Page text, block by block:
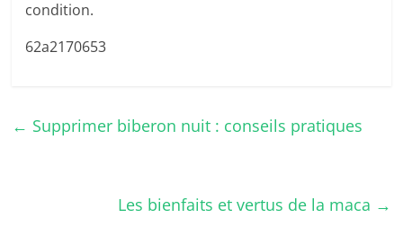
condition.
62a2170653
← Supprimer biberon nuit : conseils pratiques
Les bienfaits et vertus de la maca →